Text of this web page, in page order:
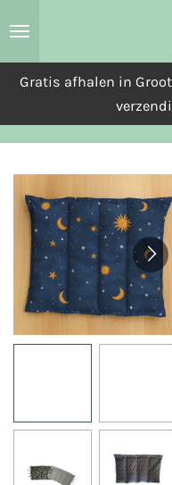
naar
de
Gratis afhalen in